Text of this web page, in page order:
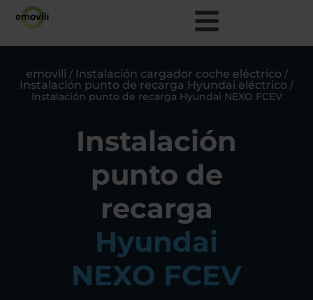
emovili / Instalación cargador coche eléctrico /
Instalación punto de recarga Hyundai eléctrico /
Instalación punto de recarga Hyundai NEXO FCEV
Instalación
punto de
recarga
Hyundai
NEXO FCEV